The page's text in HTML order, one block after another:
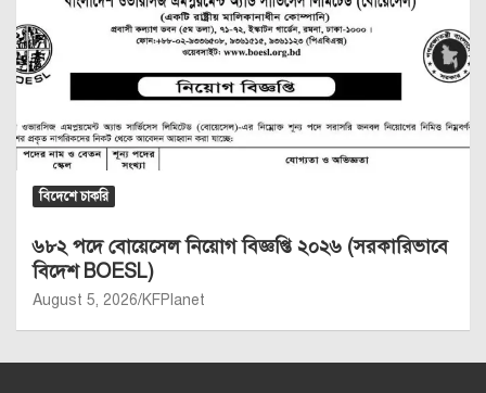
বিদেশে চাকরি
৬৮২ পদে বোয়েসেল নিয়োগ বিজ্ঞপ্তি ২০২৬ (সরকারিভাবে
বিদেশ BOESL)
August 5, 2026 KFPlanet